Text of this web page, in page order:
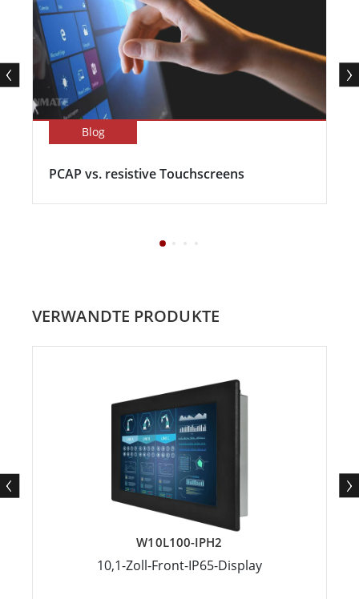
Blog
PCAP vs. resistive Touchscreens
VERWANDTE PRODUKTE
W10L100-IPH2
10,1-Zoll-Front-IP65-Display